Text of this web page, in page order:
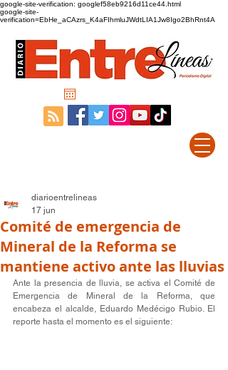
google-site-verification: googlef58eb9216d11ce44.html
google-site-
verification=EbHe_aCAzrs_K4aFIhmluJWdtLIA1Jw8Igo2BhRnt4A
Comité de emergencia de
Mineral de la Reforma se
mantiene activo ante las lluvias
diarioentrelineas
17 jun
Ante la presencia de lluvia, se activa el Comité de
Emergencia de Mineral de la Reforma, que
encabeza el alcalde, Eduardo Medécigo Rubio. El
reporte hasta el momento es el siguiente: